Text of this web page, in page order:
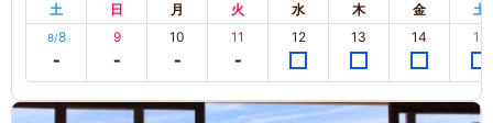
土 日 月 火 水 木 金 土
8/8 9 10 11 12 13 14 15